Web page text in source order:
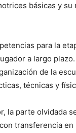
básicas y su
para la
a largo plazo.
de la
técnicas y
la parte olvidada
transferencia en